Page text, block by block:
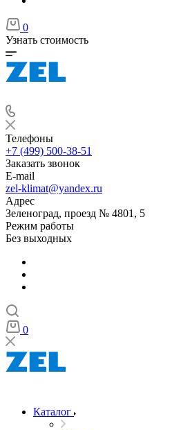
0
Узнать стоимость
Телефоны
+7 (499) 500-38-51
Заказать звонок
E-mail
zel-klimat@yandex.ru
Адрес
Зеленоград, проезд № 4801, 5
Режим работы
Без выходных
0
Каталог